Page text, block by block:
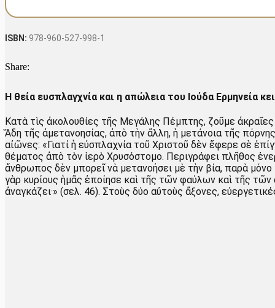
ISBN: 978-960-527-998-1
Share:
Η θεία ευσπλαγχνία και η απώλεια του Ιούδα Ερμηνεία
Κατὰ τὶς ἀκολουθίες τῆς Μεγάλης Πέμπτης, ζοῦμε
Ἅδη τῆς ἀμετανοησίας, ἀπὸ τὴν ἄλλη, ἡ μετάνοια τῆς
αἰῶνες: «Γιατί ἡ εὐσπλαχνία τοῦ Χριστοῦ δὲν ἔφερε σὲ
θέματος ἀπὸ τὸν ἱερὸ Χρυσόστομο. Περιγράφει πλῆθος
ἄνθρωπος δὲν μπορεῖ νὰ μετανοήσει μὲ τὴν βία, παρὰ
γὰρ κυρίους ἡμᾶς ἐποίησε καὶ τῆς τῶν φαύλων καὶ τῆς τῶν
ἀναγκάζει·» (σελ. 46). Στοὺς δύο αὐτοὺς ἄξονες,